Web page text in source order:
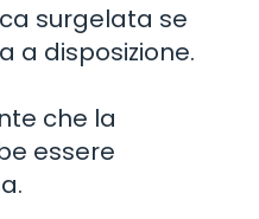
surgelata se
a disposizione.
che la
essere